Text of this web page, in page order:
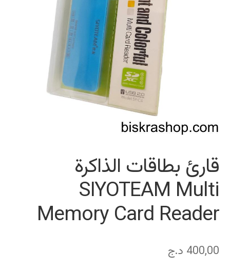
قارئ بطاقات الذاكرة
SIYOTEAM Multi
Memory Card Reader
400,00 د.ج